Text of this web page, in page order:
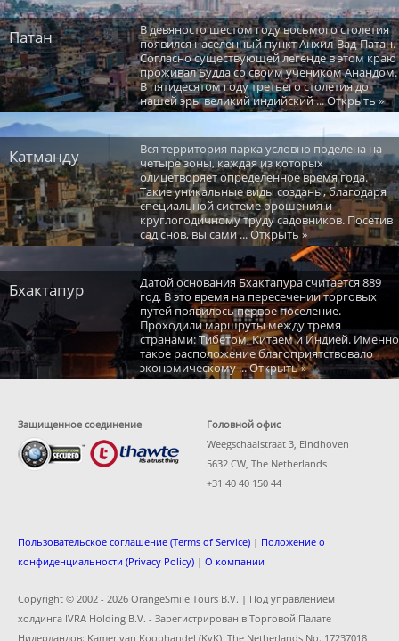
Патан
В девяносто шестом году восьмого столетия
появился населенный пункт Анхил-Вад-Патан.
Согласно существующей легенде в этом краю
проживал Будда со своим учеником Анандом.
В пятидесятом году третьего столетия до
нашей эры великий индийский ... Открыть »
Катманду
Вся территория парка условно поделена на
четыре зоны, каждая из которых
олицетворяет определенное время года.
Такие уникальные виды созданы, благодаря
специальной системе орошения и
круглогодичному труду садовников. Посетив
сад снов, вы сами ... Открыть »
Бхактапур
Датой основания Бхактапура считается 889
год. В это время на пересечении торговых
путей появилось первое поселение.
Проходили маршруты между тремя
странами: Тибетом, Китаем и Индией. Именно
такое расположение благоприятствовало
экономическому ... Открыть »
Защищенное соединение
Головной офис
Weegschaalstraat 3, Eindhoven
5632 CW, The Netherlands
+31 40 40 150 44
Пользовательское соглашение (Terms of Service) | Положение о
конфиденциальности (Privacy Policy) | О компании
Copyright © 2002 - 2026 OrangeSmile Tours B.V. | Под управлением
холдинга IVRA Holding B.V. - Зарегистрирован в Торговой Палате
Нидерландов: Kamer van Koophandel (KvK), The Netherlands No. 17237018